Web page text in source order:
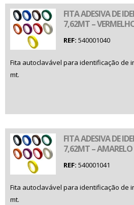
FITA ADESIVA DE
7,62MT –
REF: 540001040
Fita autoclavável para identificação de
mt.
FITA ADESIVA DE
7,62MT – AMARELO
REF: 540001041
Fita autoclavável para identificação de
mt.